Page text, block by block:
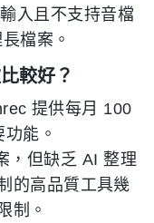
入且不支持音檔
檔案。
較好？
提供每月 100
能。
，但缺乏 AI 整理
的高品質工具幾
制。